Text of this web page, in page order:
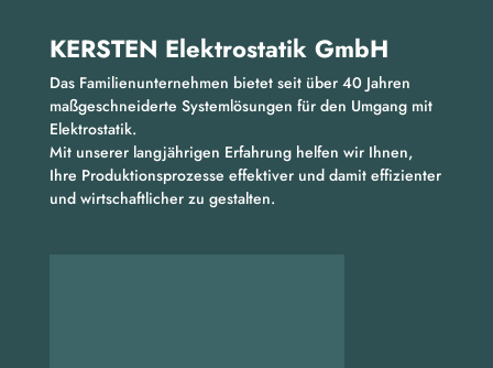
KERSTEN Elektrostatik GmbH​
Das Familienunternehmen bietet seit über 40 Jahren
maßgeschneiderte Systemlösungen für den Umgang mit
Elektrostatik.
Mit unserer langjährigen Erfahrung helfen wir Ihnen,
Ihre Produktionsprozesse effektiver und damit effizienter
und wirtschaftlicher zu gestalten.